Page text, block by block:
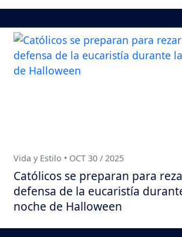
Vida y Estilo • OCT 30 / 2025
Católicos se preparan para
defensa de la eucaristía
noche de Halloween